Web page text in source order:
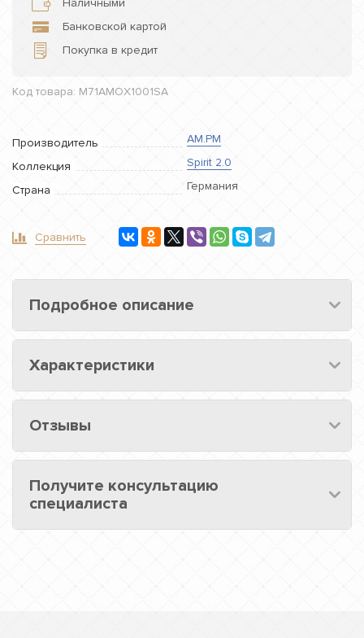
Наличными
Банковской картой
Покупка в кредит
Код товара: M71AMOX1001SA
Производитель
AM.PM
Коллекция
Spirit 2.0
Страна
Германия
Сравнить
Подробное описание
Характеристики
Отзывы
Получите консультацию
специалиста